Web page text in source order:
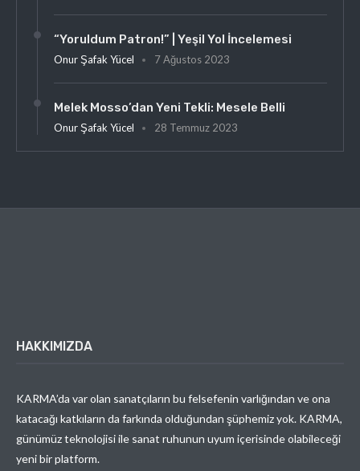
“Yoruldum Patron!” | Yeşil Yol İncelemesi
Onur Şafak Yücel 7 Ağustos 2023
Melek Mosso’dan Yeni Tekli: Mesele Belli
Onur Şafak Yücel 28 Temmuz 2023
HAKKIMIZDA
KARMA’da var olan sanatçıların bu felsefenin varlığından ve ona
katacağı katkıların da farkında olduğundan şüphemiz yok. KARMA,
günümüz teknolojisi ile sanat ruhunun uyum içerisinde olabileceği
yeni bir platform.